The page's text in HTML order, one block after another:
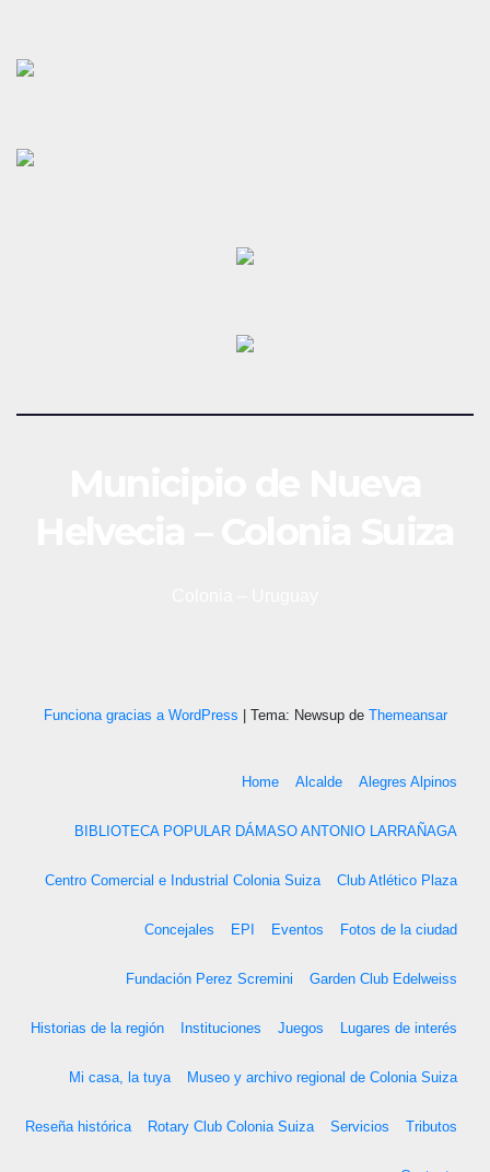
Funciona gracias a WordPress Tema: Newsup de Themeansar
Home Alcalde Alegres Alpinos
BIBLIOTECA POPULAR DÁMASO ANTONIO LARRAÑAGA
Centro Comercial e Industrial Colonia Suiza Club Atlético Plaza
Concejales EPI Eventos Fotos de la ciudad
Fundación Perez Scremini Garden Club Edelweiss
Historias de la región Instituciones Juegos Lugares de interés
Mi casa, la tuya Museo y archivo regional de Colonia Suiza
Reseña histórica Rotary Club Colonia Suiza Servicios Tributos